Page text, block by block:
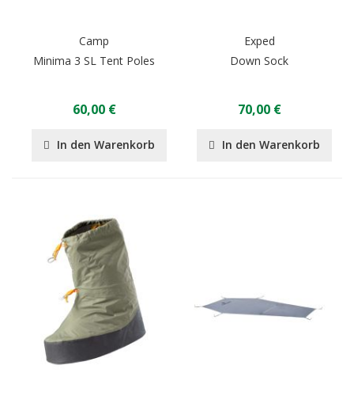
Camp
Minima 3 SL Tent Poles
60,00 €
In den Warenkorb
Exped
Down Sock
70,00 €
In den Warenkorb